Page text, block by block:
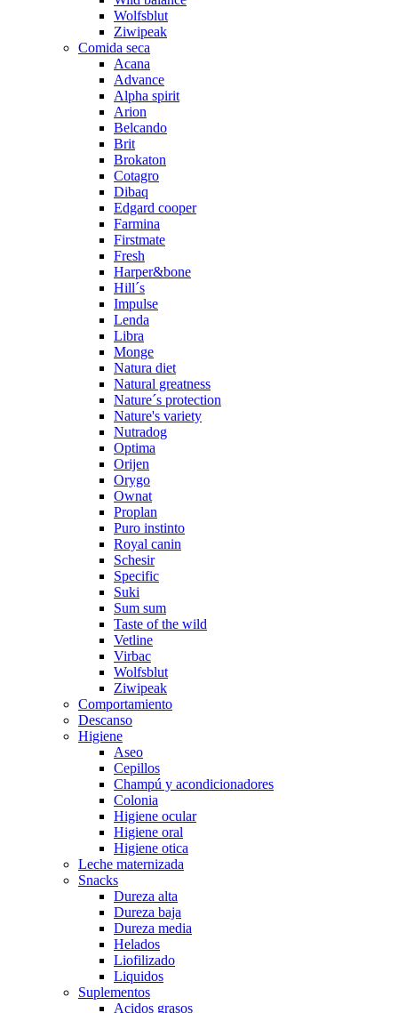
Wolfsblut
Ziwipeak
Comida seca
Acana
Advance
Alpha spirit
Arion
Belcando
Brit
Brokaton
Cotagro
Dibaq
Edgard cooper
Farmina
Firstmate
Fresh
Harper&bone
Hill´s
Impulse
Lenda
Libra
Monge
Natura diet
Natural greatness
Nature´s protection
Nature's variety
Nutradog
Optima
Orijen
Orygo
Ownat
Proplan
Puro instinto
Royal canin
Schesir
Specific
Suki
Sum sum
Taste of the wild
Vetline
Virbac
Wolfsblut
Ziwipeak
Comportamiento
Descanso
Higiene
Aseo
Cepillos
Champú y acondicionadores
Colonia
Higiene ocular
Higiene oral
Higiene otica
Leche maternizada
Snacks
Dureza alta
Dureza baja
Dureza media
Helados
Liofilizado
Liquidos
Suplementos
Acidos grasos